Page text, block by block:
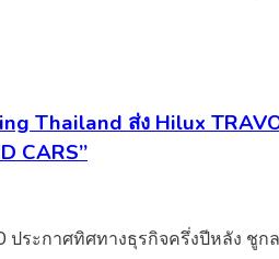
Thailand ส่ง Hilux
CARS”